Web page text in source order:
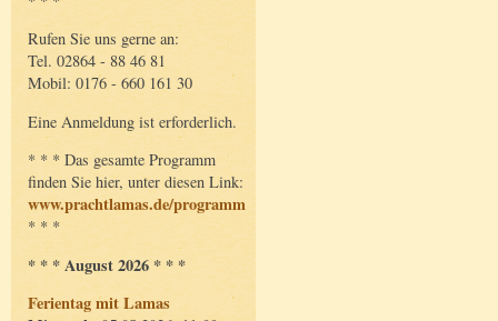
Rufen Sie uns gerne an:
Tel. 02864 - 88 46 81
Mobil: 0176 - 660 161 30
Eine Anmeldung ist erforderlich.
* * * Das gesamte Programm
finden Sie hier, unter diesen Link:
www.prachtlamas.de/programm
* * *
* * * August 2026 * * *
Ferientag mit Lamas